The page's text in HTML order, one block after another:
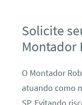
Solicite
Montador
O Montador
atuando como